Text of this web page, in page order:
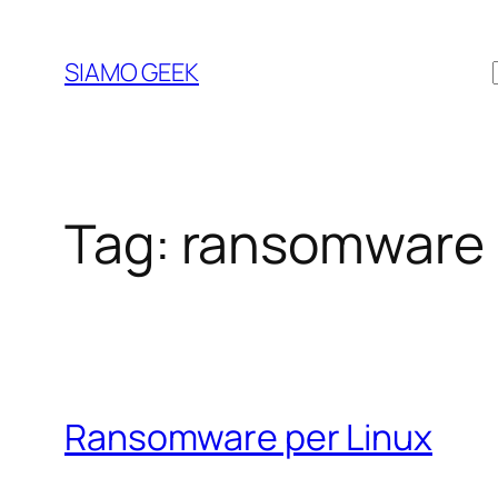
contenuto
SIAMO GEEK
Tag: ransomware
Ransomware per Linux